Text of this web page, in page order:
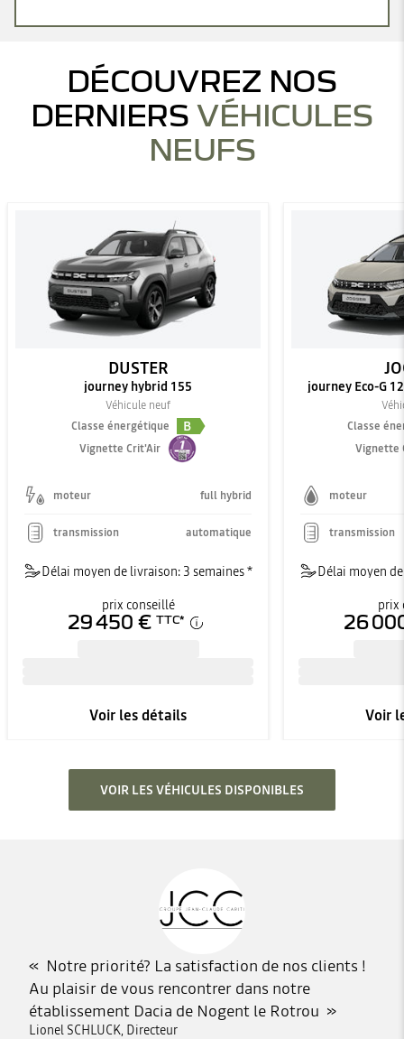
DÉCOUVREZ NOS
DERNIERS VÉHICULES
NEUFS
DUSTER
journey hybrid 155
Véhicule neuf
Classe énergétique
B
Vignette Crit'Air
moteur full hybrid
transmission automatique
Délai moyen de livraison: 3 semaines *
prix conseillé
29 450 € TTC*
Voir les détails
journey Eco-G
Classe
Vignette
moteur
transmission
Délai moyen
prix
26
Voir
VOIR LES VÉHICULES DISPONIBLES
Notre priorité? La satisfaction de nos clients !
Au plaisir de vous rencontrer dans notre
établissement Dacia de Nogent le Rotrou
Lionel SCHLUCK, Directeur